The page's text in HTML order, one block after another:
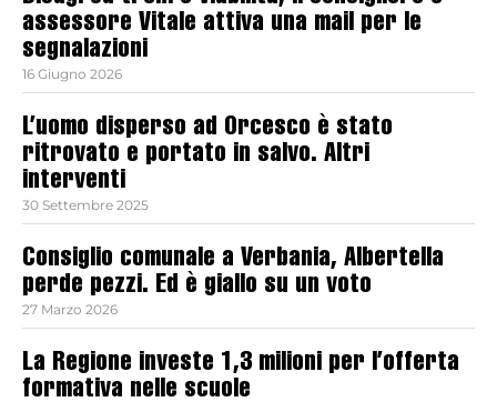
assessore Vitale attiva una mail per le
segnalazioni
16 Giugno 2026
L’uomo disperso ad Orcesco è stato
ritrovato e portato in salvo. Altri
interventi
30 Settembre 2025
Consiglio comunale a Verbania, Albertella
perde pezzi. Ed è giallo su un voto
27 Marzo 2026
La Regione investe 1,3 milioni per l’offerta
formativa nelle scuole